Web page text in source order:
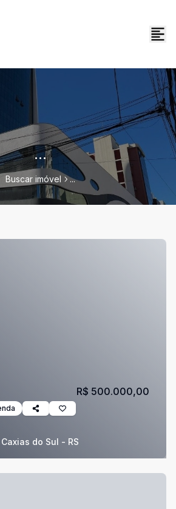
...
Buscar imóvel ...
do Sul - RS
R$ 500.000,00